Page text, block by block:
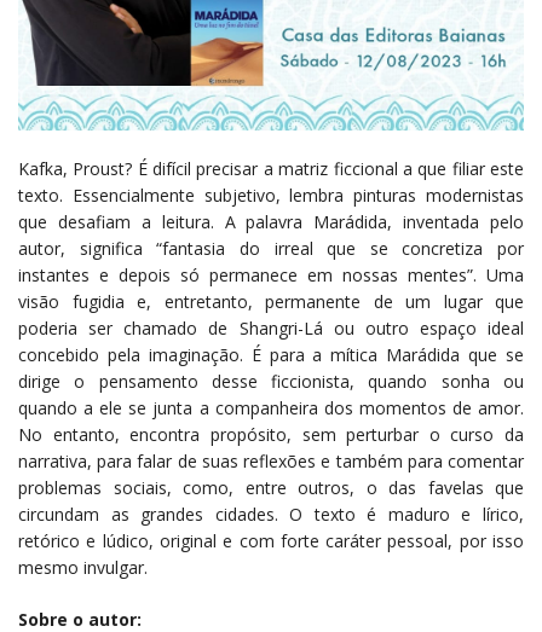
Kafka, Proust? É difícil precisar a matriz ficcional a que filiar este
texto. Essencialmente subjetivo, lembra pinturas modernistas
que desafiam a leitura. A palavra Marádida, inventada pelo
autor, significa “fantasia do irreal que se concretiza por
instantes e depois só permanece em nossas mentes”. Uma
visão fugidia e, entretanto, permanente de um lugar que
poderia ser chamado de Shangri-Lá ou outro espaço ideal
concebido pela imaginação. É para a mítica Marádida que se
dirige o pensamento desse ficcionista, quando sonha ou
quando a ele se junta a companheira dos momentos de amor.
No entanto, encontra propósito, sem perturbar o curso da
narrativa, para falar de suas reflexões e também para comentar
problemas sociais, como, entre outros, o das favelas que
circundam as grandes cidades. O texto é maduro e lírico,
retórico e lúdico, original e com forte caráter pessoal, por isso
mesmo invulgar.
Sobre o autor: